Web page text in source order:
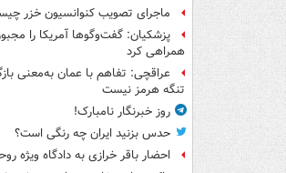
ماجرای تصویب کنوانسیون خزر
پزشکیان: گفت‌وگوها آمریکا را
همراهی کرد
عراقچی: تفاهم با عمان به‌معنی
تنگه هرمز نیست
روز خبرنگار نامبارک!
حدس بزنید ایران چه رنگی است؟
احضار باقر خرازی به دادگاه ویژه